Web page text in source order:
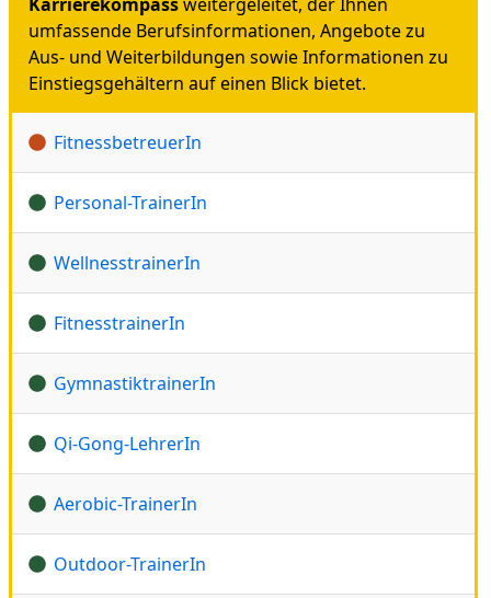
umfassende Berufsinformationen, Angebote zu
Aus- und Weiterbildungen sowie Informationen zu
Einstiegsgehältern auf einen Blick bietet.
FitnessbetreuerIn
Personal-TrainerIn
WellnesstrainerIn
FitnesstrainerIn
GymnastiktrainerIn
Qi-Gong-LehrerIn
Aerobic-TrainerIn
Outdoor-TrainerIn